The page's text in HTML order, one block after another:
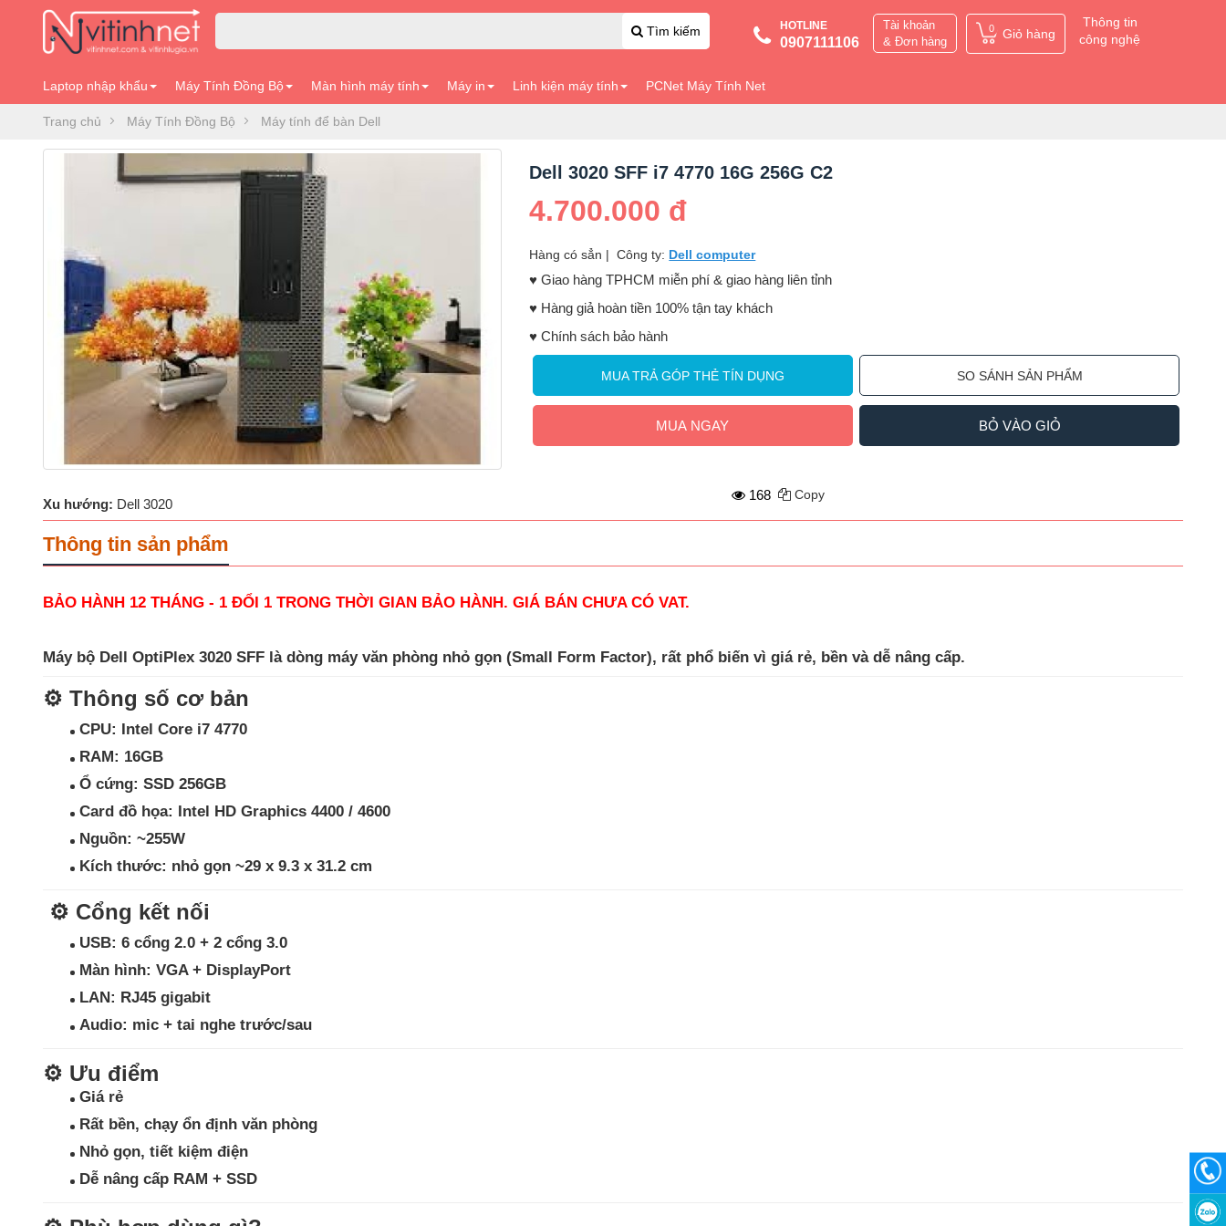
Tìm kiếm HOTLINE
0907111106
Tài khoản
& Đơn hàng
0 Giỏ hàng
Thông tin
công nghệ
Laptop nhập khẩu Máy Tính Đồng Bộ Màn hình máy tính Máy in Linh kiện máy tính PCNet Máy Tính Net
Trang chủ Máy Tính Đồng Bộ Máy tính để bàn Dell
Dell 3020 SFF i7 4770 16G 256G C2
4.700.000 đ
Hàng có sẳn |Công ty: Dell computer
♥️ Giao hàng TPHCM miễn phí & giao hàng liên tỉnh
♥️ Hàng giả hoàn tiền 100% tận tay khách
♥️ Chính sách bảo hành
MUA TRẢ GÓP THẺ TÍN DỤNG SO SÁNH SẢN PHẨM
MUA NGAY BỎ VÀO GIỎ
Xu hướng: Dell 3020
168 Copy
Thông tin sản phẩm
BẢO HÀNH 12 THÁNG - 1 ĐỔI 1 TRONG THỜI GIAN BẢO HÀNH. GIÁ BÁN CHƯA CÓ VAT.
Máy bộ Dell OptiPlex 3020 SFF là dòng máy văn phòng nhỏ gọn (Small Form Factor), rất phổ biến vì giá rẻ, bền và dễ nâng cấp.
⚙️ Thông số cơ bản
CPU: Intel Core i7 4770
RAM: 16GB
Ổ cứng: SSD 256GB
Card đồ họa: Intel HD Graphics 4400 / 4600
Nguồn: ~255W
Kích thước: nhỏ gọn ~29 x 9.3 x 31.2 cm
⚙️ Cổng kết nối
USB: 6 cổng 2.0 + 2 cổng 3.0
Màn hình: VGA + DisplayPort
LAN: RJ45 gigabit
Audio: mic + tai nghe trước/sau
⚙️ Ưu điểm
Giá rẻ
Rất bền, chạy ổn định văn phòng
Nhỏ gọn, tiết kiệm điện
Dễ nâng cấp RAM + SSD